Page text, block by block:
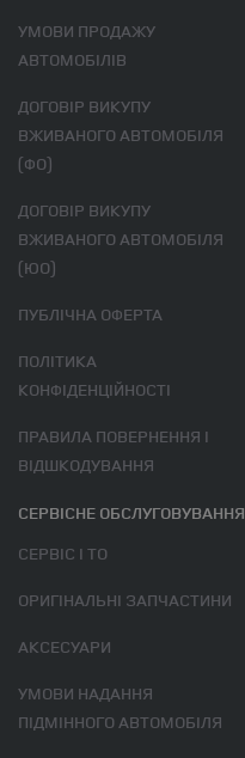
УМОВИ ПРОДАЖУ
АВТОМОБІЛІВ
ДОГОВІР ВИКУПУ
ВЖИВАНОГО АВТОМОБІЛЯ
(ФО)
ДОГОВІР ВИКУПУ
ВЖИВАНОГО АВТОМОБІЛЯ
(ЮО)
ПУБЛІЧНА ОФЕРТА
ПОЛІТИКА
КОНФІДЕНЦІЙНОСТІ
ПРАВИЛА ПОВЕРНЕННЯ І
ВІДШКОДУВАННЯ
СЕРВІСНЕ ОБСЛУГОВУВАННЯ
СЕРВІС І ТО
ОРИГІНАЛЬНІ ЗАПЧАСТИНИ
АКСЕСУАРИ
УМОВИ НАДАННЯ
ПІДМІННОГО АВТОМОБІЛЯ